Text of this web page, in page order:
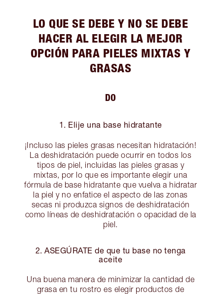
LO QUE SE DEBE Y NO SE DEBE
HACER AL ELEGIR LA MEJOR
OPCIÓN PARA PIELES MIXTAS Y
GRASAS
DO
1. Elije una base hidratante
¡Incluso las pieles grasas necesitan hidratación!
La deshidratación puede ocurrir en todos los
tipos de piel, incluidas las pieles grasas y
mixtas, por lo que es importante elegir una
fórmula de base hidratante que vuelva a hidratar
la piel y no enfatice el aspecto de las zonas
secas ni produzca signos de deshidratación
como líneas de deshidratación o opacidad de la
piel.
2. ASEGÚRATE de que tu base no tenga
aceite
Una buena manera de minimizar la cantidad de
grasa en tu rostro es elegir productos de